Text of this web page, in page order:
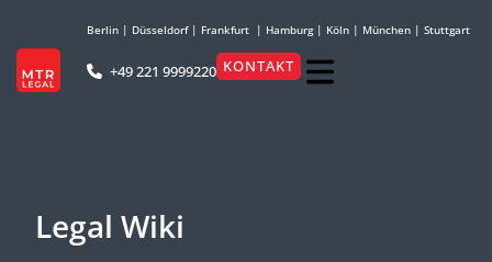
Berlin | Düsseldorf| Frankfurt | Hamburg| Köln | München | Stuttgart
+49 221 9999220 KONTAKT
Legal Wiki